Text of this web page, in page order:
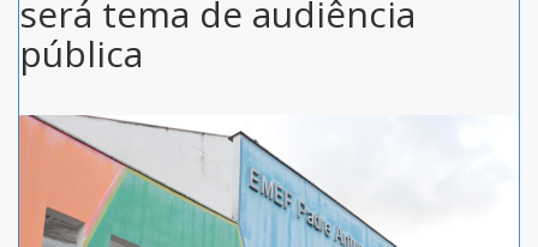
será tema de audiência
pública